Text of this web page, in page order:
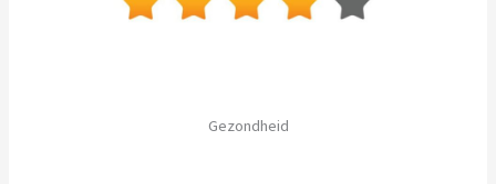
Gezondheid